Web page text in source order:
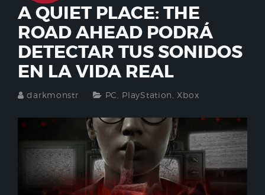
A QUIET PLACE: THE
ROAD AHEAD PODRÁ
DETECTAR TUS SONIDOS
EN LA VIDA REAL
darkmonstr PC PlayStation Xbox